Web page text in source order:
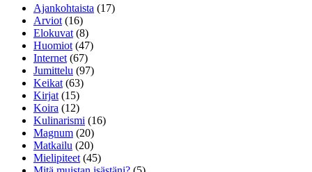
Ajankohtaista (17)
Arviot (16)
Elokuvat (8)
Huomiot (47)
Internet (67)
Jumittelu (97)
Keikat (63)
Kirjat (15)
Koira (12)
Kulinarismi (16)
Magnum (20)
Matkailu (20)
Mielipiteet (45)